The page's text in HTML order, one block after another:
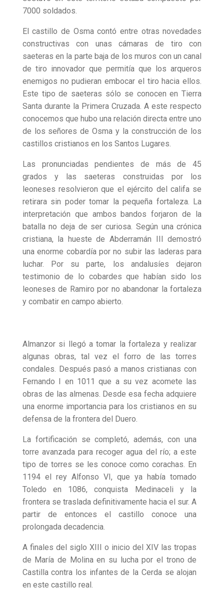
7000 soldados.
El castillo de Osma contó entre otras novedades
constructivas con unas cámaras de tiro con
saeteras en la parte baja de los muros con un canal
de tiro innovador que permitía que los arqueros
enemigos no pudieran embocar el tiro hacia ellos.
Este tipo de saeteras sólo se conocen en Tierra
Santa durante la Primera Cruzada. A este respecto
conocemos que hubo una relación directa entre uno
de los señores de Osma y la construcción de los
castillos cristianos en los Santos Lugares.
Las pronunciadas pendientes de más de 45
grados y las saeteras construidas por los
leoneses resolvieron que el ejército del califa se
retirara sin poder tomar la pequeña fortaleza. La
interpretación que ambos bandos forjaron de la
batalla no deja de ser curiosa. Según una crónica
cristiana, la hueste de Abderramán III demostró
una enorme cobardía por no subir las laderas para
luchar. Por su parte, los andalusíes dejaron
testimonio de lo cobardes que habían sido los
leoneses de Ramiro por no abandonar la fortaleza
y combatir en campo abierto.
Almanzor si llegó a tomar la fortaleza y realizar
algunas obras, tal vez el forro de las torres
condales. Después pasó a manos cristianas con
Fernando I en 1011 que a su vez acomete las
obras de las almenas. Desde esa fecha adquiere
una enorme importancia para los cristianos en su
defensa de la frontera del Duero.
La fortificación se completó, además, con una
torre avanzada para recoger agua del río; a este
tipo de torres se les conoce como corachas. En
1194 el rey Alfonso VI, que ya había tomado
Toledo en 1086, conquista Medinaceli y la
frontera se traslada definitivamente hacia el sur. A
partir de entonces el castillo conoce una
prolongada decadencia.
A finales del siglo XIII o inicio del XIV las tropas
de María de Molina en su lucha por el trono de
Castilla contra los infantes de la Cerda se alojan
en este castillo real.